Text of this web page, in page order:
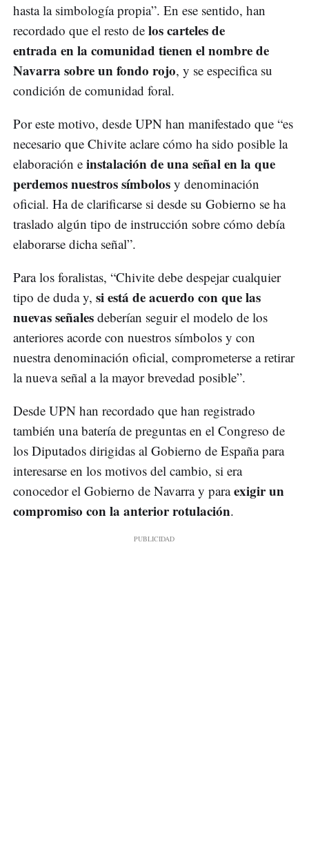
hasta la simbología propia”. En ese sentido, han
recordado que el resto de los carteles de
entrada en la comunidad tienen el nombre de
Navarra sobre un fondo rojo, y se especifica su
condición de comunidad foral.
Por este motivo, desde UPN han manifestado que “es
necesario que Chivite aclare cómo ha sido posible la
elaboración e instalación de una señal en la que
perdemos nuestros símbolos y denominación
oficial. Ha de clarificarse si desde su Gobierno se ha
traslado algún tipo de instrucción sobre cómo debía
elaborarse dicha señal”.
Para los foralistas, “Chivite debe despejar cualquier
tipo de duda y, si está de acuerdo con que las
nuevas señales deberían seguir el modelo de los
anteriores acorde con nuestros símbolos y con
nuestra denominación oficial, comprometerse a retirar
la nueva señal a la mayor brevedad posible”.
Desde UPN han recordado que han registrado
también una batería de preguntas en el Congreso de
los Diputados dirigidas al Gobierno de España para
interesarse en los motivos del cambio, si era
conocedor el Gobierno de Navarra y paraexigir un
compromiso con la anterior rotulación.